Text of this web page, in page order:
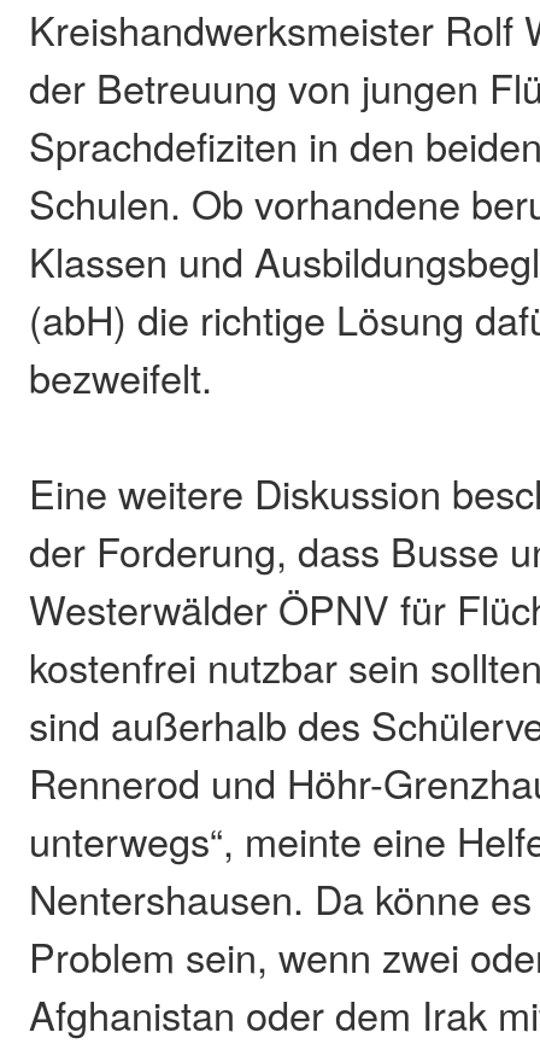
Kreishandwerksmeister Rolf
der Betreuung von jungen
Sprachdefiziten in den
Schulen. Ob vorhandene
Klassen und
(abH) die richtige Lösung
bezweifelt.
Eine weitere Diskussion
der Forderung, dass Busse
Westerwälder ÖPNV für
kostenfrei nutzbar sein
sind außerhalb des
Rennerod und Höhr-
unterwegs“, meinte eine
Nentershausen. Da könne
Problem sein, wenn zwei
Afghanistan oder dem Irak